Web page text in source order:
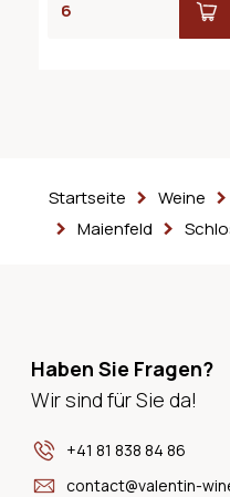
Startseite Weine
Maienfeld
Haben Sie Fragen?
Wir sind für Sie da!
+41 81 838 84 86
contact@valentin-